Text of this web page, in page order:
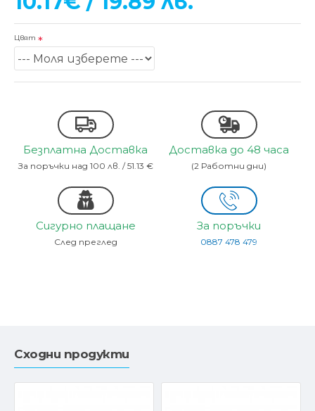
Цвят
Безплатна Доставка
За поръчки над 100 лв. / 51.13 €
Доставка до 48 часа
(2 Работни дни)
Сигурно плащане
След преглед
За поръчки
0887 478 479
Сходни продукти